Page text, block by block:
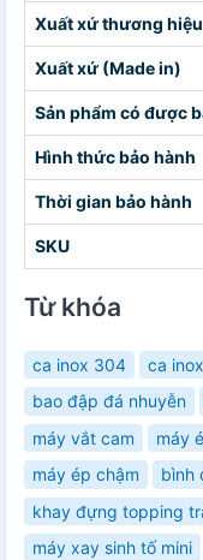
Xuất xứ thương hiệu
Xuất xứ (Made in)
Sản phẩm có được
Hình thức bảo hành
Thời gian bảo hành
SKU
Từ khóa
ca inox 304 ca inox
bao đập đá nhuyễn
máy vắt cam
máy
máy ép chậm
bình
khay đựng topping
máy xay sinh tố mini